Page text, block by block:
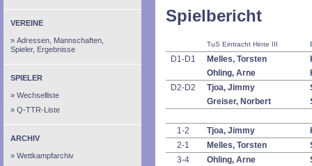
VEREINE
Adressen, Mannschaften,
Spieler, Ergebnisse
SPIELER
Wechselliste
Q-TTR-Liste
ARCHIV
Wettkampfarchiv
Spielbericht
TuS Eintracht Hinte III
D1-D1
Melles, Torsten
Ohling, Arne
D2-D2
Tjoa, Jimmy
Greiser, Norbert
1-2 Tjoa, Jimmy
2-1
Melles, Torsten
3-4
Ohling, Arne